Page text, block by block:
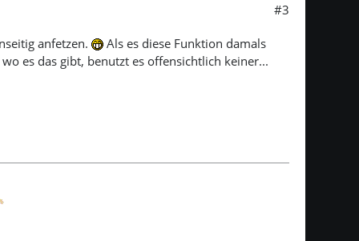
#3
anfetzen.
Als es diese Funktion damals
es das gibt, benutzt es offensichtlich keiner...